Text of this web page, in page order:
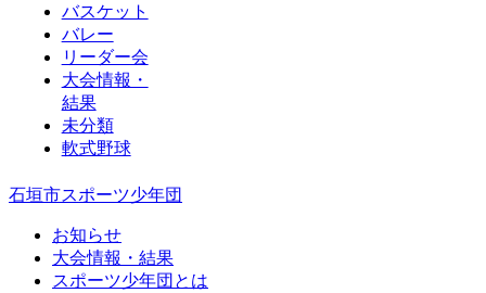
バスケット
バレー
リーダー会
大会情報・
結果
未分類
軟式野球
石垣市スポーツ少年団
お知らせ
大会情報・結果
スポーツ少年団とは